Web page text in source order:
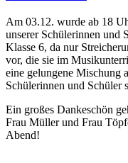
Am 03.12. wurde ab 18
unserer Schülerinnen und
Klasse 6, da nur
vor, die sie im
eine gelungene Mischung
Schülerinnen und Schüler
Ein großes Dankeschön
Frau Müller und Frau
Abend!